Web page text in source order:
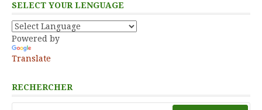
SELECT YOUR LENGUAGE
Powered by
Translate
RECHERCHER